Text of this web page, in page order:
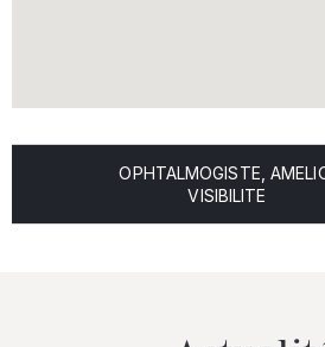
OPHTALMOGISTE,
VISIBILITE